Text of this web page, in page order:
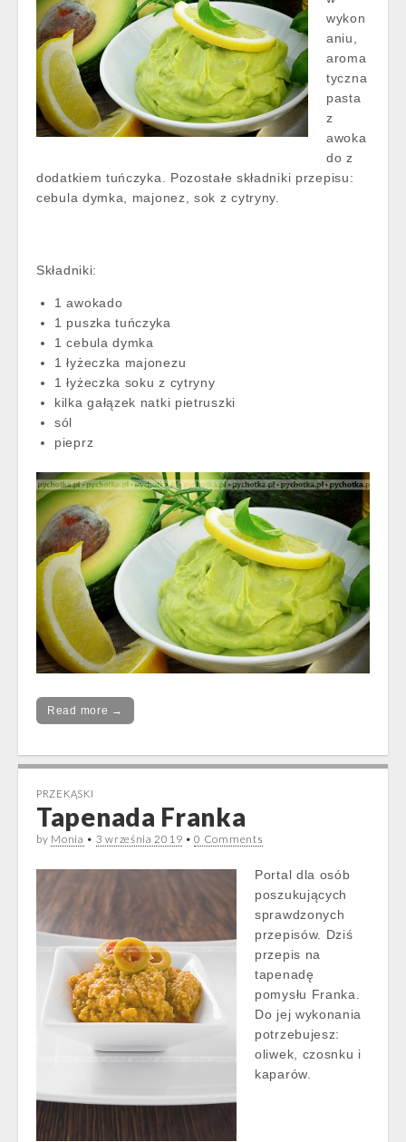
wykon
aniu,
aroma
tyczna
pasta
z
awoka
do z
dodatkiem tuńczyka. Pozostałe składniki przepisu:
cebula dymka, majonez, sok z cytryny.
Składniki:
1 awokado
1 puszka tuńczyka
1 cebula dymka
1 łyżeczka majonezu
1 łyżeczka soku z cytryny
kilka gałązek natki pietruszki
sól
pieprz
Read more →
PRZEKĄSKI
Tapenada Franka
by Monia • 3 września 2019 •0 Comments
Portal dla osób
poszukujących
sprawdzonych
przepisów. Dziś
przepis na
tapenadę
pomysłu Franka.
Do jej wykonania
potrzebujesz:
oliwek, czosnku i
kaparów.